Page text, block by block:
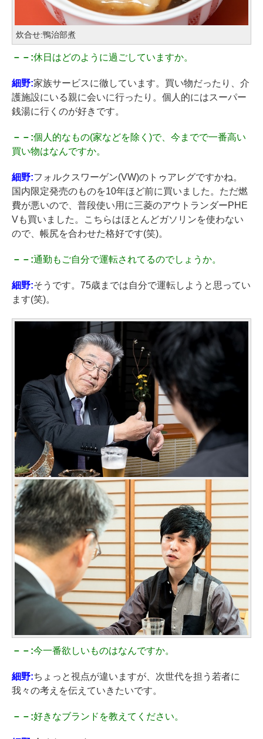
炊合せ:鴨治部煮
－－:休日はどのように過ごしていますか。
細野:家族サービスに徹しています。買い物だったり、介
護施設にいる親に会いに行ったり。個人的にはスーパー
銭湯に行くのが好きです。
－－:個人的なもの(家などを除く)で、今までで一番高い
買い物はなんですか。
細野:フォルクスワーゲン(VW)のトゥアレグですかね。
国内限定発売のものを10年ほど前に買いました。ただ燃
費が悪いので、普段使い用に三菱のアウトランダーPHE
Vも買いました。こちらはほとんどガソリンを使わない
ので、帳尻を合わせた格好です(笑)。
－－:通勤もご自分で運転されてるのでしょうか。
細野:そうです。75歳までは自分で運転しようと思ってい
ます(笑)。
－－:今一番欲しいものはなんですか。
細野:ちょっと視点が違いますが、次世代を担う若者に
我々の考えを伝えていきたいです。
－－:好きなブランドを教えてください。